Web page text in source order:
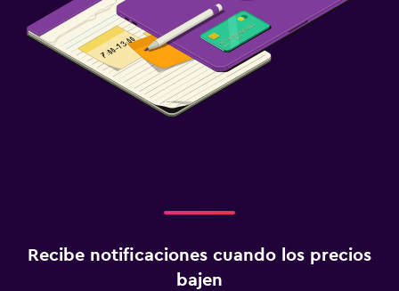
Recibe notificaciones cuando los precios
bajen